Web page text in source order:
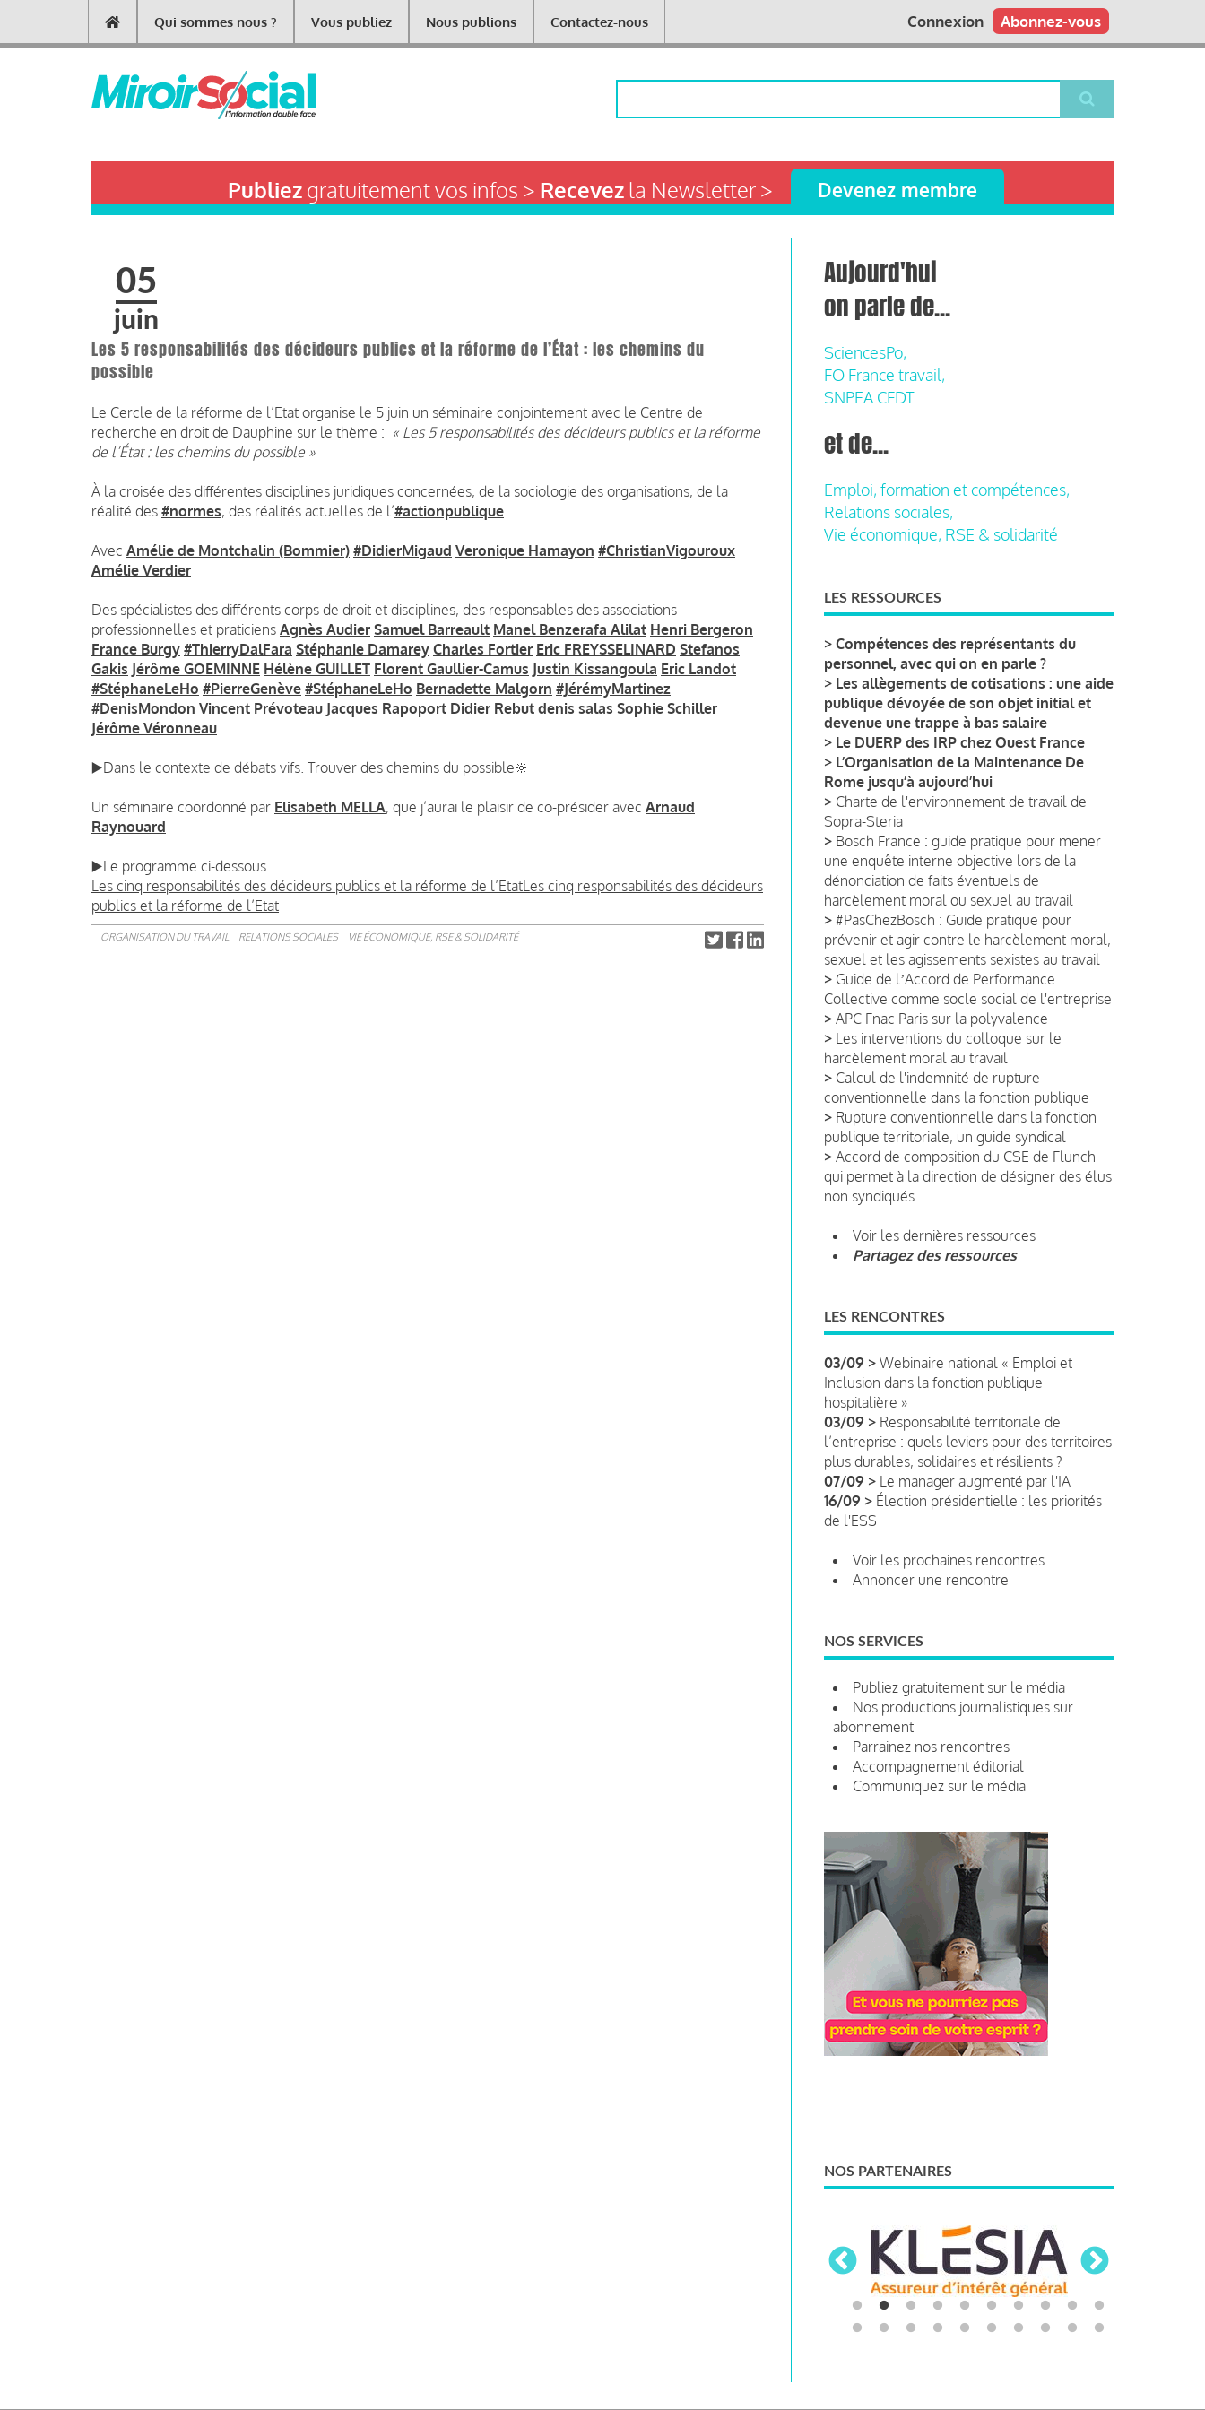
contenu
Main
navigation
Qui sommes nous ? Vous publiez Nous publions Contactez-nous Abonnez-vous
Connexion
Publiezgratuitement vos infos > Recevezla Newsletter > Devenez membre
05
juin
Les 5 responsabilités des décideurs publics et la réforme de l’État : les chemins du
possible
Le Cercle de la réforme de l’Etat organise le 5 juin un séminaire conjointement avec le Centre de
recherche en droit de Dauphine sur le thème : « Les 5 responsabilités des décideurs publics et la réforme
de l’État : les chemins du possible »
À la croisée des différentes disciplines juridiques concernées, de la sociologie des organisations, de la
réalité des #normes, des réalités actuelles de l’#actionpublique
Avec Amélie de Montchalin (Bommier) #DidierMigaud Veronique Hamayon #ChristianVigouroux
Amélie Verdier
Des spécialistes des différents corps de droit et disciplines, des responsables des associations
professionnelles et praticiens Agnès Audier Samuel Barreault Manel Benzerafa Alilat Henri Bergeron
France Burgy #ThierryDalFara Stéphanie Damarey Charles Fortier Eric FREYSSELINARD Stefanos
Gakis Jérôme GOEMINNE Hélène GUILLET Florent Gaullier-Camus Justin Kissangoula Eric Landot
#StéphaneLeHo #PierreGenève #StéphaneLeHo Bernadette Malgorn #JérémyMartinez
#DenisMondon Vincent Prévoteau Jacques Rapoport Didier Rebut denis salas Sophie Schiller
Jérôme Véronneau
▶️Dans le contexte de débats vifs. Trouver des chemins du possible🔆
Un séminaire coordonné par Elisabeth MELLA, que j’aurai le plaisir de co-présider avec Arnaud
Raynouard
▶️Le programme ci-dessous
Les cinq responsabilités des décideurs publics et la réforme de l’EtatLes cinq responsabilités des décideurs
publics et la réforme de l’Etat
ORGANISATION DU TRAVAIL RELATIONS SOCIALES VIE ÉCONOMIQUE, RSE & SOLIDARITÉ
Aujourd'hui
on parle de...
SciencesPo,
FO France travail,
SNPEA CFDT
et de...
Emploi, formation et compétences,
Relations sociales,
Vie économique, RSE & solidarité
LES RESSOURCES
> Compétences des représentants du
personnel, avec qui on en parle ?
> Les allègements de cotisations : une aide
publique dévoyée de son objet initial et
devenue une trappe à bas salaire
> Le DUERP des IRP chez Ouest France
> L’Organisation de la Maintenance De
Rome jusqu’à aujourd’hui
> Charte de l'environnement de travail de
Sopra-Steria
> Bosch France : guide pratique pour mener
une enquête interne objective lors de la
dénonciation de faits éventuels de
harcèlement moral ou sexuel au travail
> #PasChezBosch : Guide pratique pour
prévenir et agir contre le harcèlement moral,
sexuel et les agissements sexistes au travail
> Guide de lʼAccord de Performance
Collective comme socle social de l'entreprise
> APC Fnac Paris sur la polyvalence
> Les interventions du colloque sur le
harcèlement moral au travail
> Calcul de l'indemnité de rupture
conventionnelle dans la fonction publique
> Rupture conventionnelle dans la fonction
publique territoriale, un guide syndical
> Accord de composition du CSE de Flunch
qui permet à la direction de désigner des élus
non syndiqués
Voir les dernières ressources
Partagez des ressources
LES RENCONTRES
03/09 > Webinaire national « Emploi et
Inclusion dans la fonction publique
hospitalière »
03/09 > Responsabilité territoriale de
l’entreprise : quels leviers pour des territoires
plus durables, solidaires et résilients ?
07/09 > Le manager augmenté par l'IA
16/09 > Élection présidentielle : les priorités
de l'ESS
Voir les prochaines rencontres
Annoncer une rencontre
NOS SERVICES
Publiez gratuitement sur le média
Nos productions journalistiques sur
abonnement
Parrainez nos rencontres
Accompagnement éditorial
Communiquez sur le média
NOS PARTENAIRES